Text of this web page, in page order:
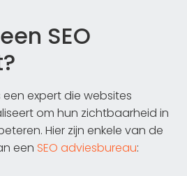
SEO
expert die websites
om hun zichtbaarheid in
Hier zijn enkele van de
een SEO adviesbureau: